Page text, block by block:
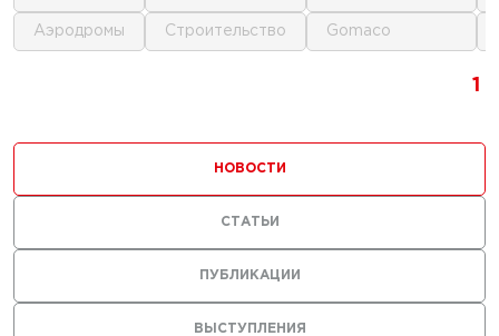
1
ВЫСТУПЛЕНИЯ
ПУБЛИКАЦИИ
НОВОСТИ
СТАТЬИ
аэродромы строительство gomaco